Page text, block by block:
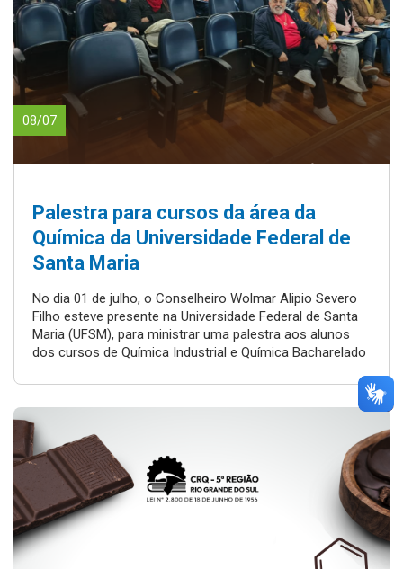
08/07
Palestra para cursos da área da
Química da Universidade Federal de
Santa Maria
No dia 01 de julho, o Conselheiro Wolmar Alipio Severo
Filho esteve presente na Universidade Federal de Santa
Maria (UFSM), para ministrar uma palestra aos alunos
dos cursos de Química Industrial e Química Bacharelado